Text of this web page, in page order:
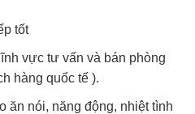
tốt
vực tư vấn và bán phòng
hàng quốc tế ).
ăn nói, năng động, nhiệt tình